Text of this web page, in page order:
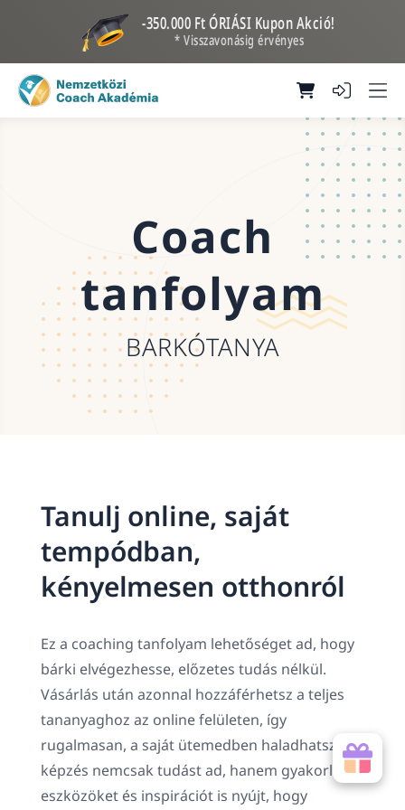
-350.000 Ft ÓRIÁSI Kupon Akció!
* Visszavonásig érvényes
Coach
tanfolyam
BARKÓTANYA
Tanulj online, saját
tempódban,
kényelmesen otthonról
Ez a coaching tanfolyam lehetőséget ad, hogy
bárki elvégezhesse, előzetes tudás nélkül.
Vásárlás után azonnal hozzáférhetsz a teljes
tananyaghoz az online felületen, így
rugalmasan, a saját ütemedben haladhatsz. A
képzés nemcsak tudást ad, hanem gyakorlati
eszközöket és inspirációt is nyújt, hogy